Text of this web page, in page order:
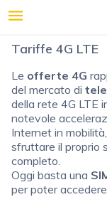
Tariffe 4G LTE
Le offerte 4G
del mercato di
della rete 4G LTE
notevole
Internet in
sfruttare il proprio
completo.
Oggi basta una
per poter